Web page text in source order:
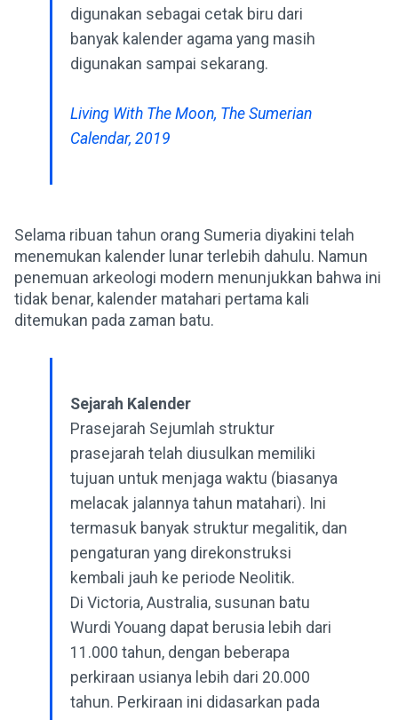
digunakan sebagai cetak biru dari
banyak kalender agama yang masih
digunakan sampai sekarang.
Living With The Moon, The Sumerian
Calendar, 2019
Selama ribuan tahun orang Sumeria diyakini telah
menemukan kalender lunar terlebih dahulu. Namun
penemuan arkeologi modern menunjukkan bahwa ini
tidak benar, kalender matahari pertama kali
ditemukan pada zaman batu.
Sejarah Kalender
Prasejarah Sejumlah struktur
prasejarah telah diusulkan memiliki
tujuan untuk menjaga waktu (biasanya
melacak jalannya tahun matahari). Ini
termasuk banyak struktur megalitik, dan
pengaturan yang direkonstruksi
kembali jauh ke periode Neolitik.
Di Victoria, Australia, susunan batu
Wurdi Youang dapat berusia lebih dari
11.000 tahun, dengan beberapa
perkiraan usianya lebih dari 20.000
tahun. Perkiraan ini didasarkan pada